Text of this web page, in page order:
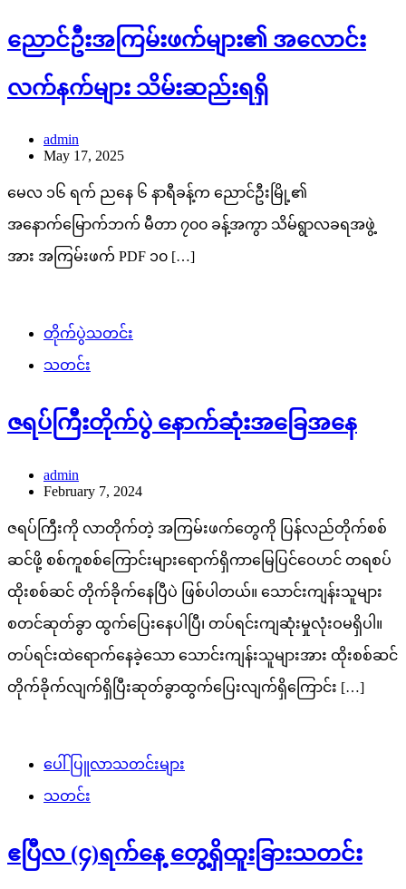
ညောင်ဦးအကြမ်းဖက်များ၏ အလောင်း
လက်နက်များ သိမ်းဆည်းရရှိ
admin
May 17, 2025
မေလ ၁၆ ရက် ညနေ ၆ နာရီခန့်က ညောင်ဦးမြို့၏
အနောက်မြောက်ဘက် မီတာ ၇၀၀ ခန့်အကွာ သိမ်ရွာလခရအဖွဲ့
အား အကြမ်းဖက် PDF ၁၀ […]
တိုက်ပွဲသတင်း
သတင်း
ဇရပ်ကြီးတိုက်ပွဲ နောက်ဆုံးအခြေအနေ
admin
February 7, 2024
ဇရပ်ကြီးကို လာတိုက်တဲ့ အကြမ်းဖက်တွေကို ပြန်လည်တိုက်စစ်
ဆင်ဖို့ စစ်ကူစစ်ကြောင်းများရောက်ရှိကာမြေပြင်ဝေဟင် တရစပ်
ထိုးစစ်ဆင် တိုက်ခိုက်နေပြီပဲ ဖြစ်ပါတယ်။ သောင်းကျန်းသူများ
စတင်ဆုတ်ခွာ ထွက်ပြေးနေပါပြီ၊ တပ်ရင်းကျဆုံးမှုလုံးဝမရှိပါ။
တပ်ရင်းထဲရောက်နေခဲ့သော သောင်းကျန်းသူများအား ထိုးစစ်ဆင်
တိုက်ခိုက်လျက်ရှိပြီးဆုတ်ခွာထွက်ပြေးလျက်ရှိကြောင်း […]
ပေါ်ပြူလာသတင်းများ
သတင်း
ဧပြီလ (၄)ရက်နေ့ တွေ့ရှိထူးခြားသတင်း